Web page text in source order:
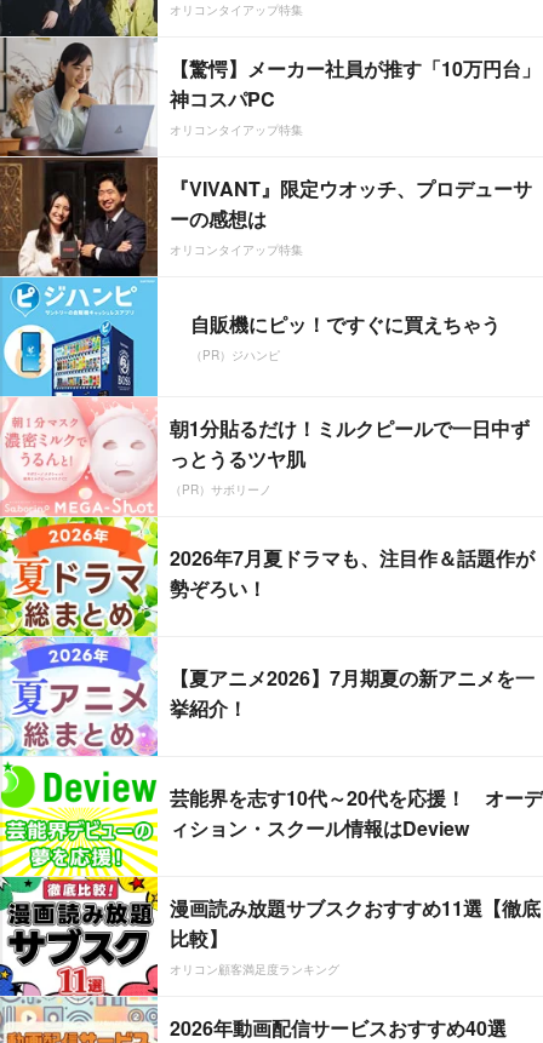
オリコンタイアップ特集
【驚愕】メーカー社員が推す「10万円台」
神コスパPC
オリコンタイアップ特集
『VIVANT』限定ウオッチ、プロデューサ
ーの感想は
オリコンタイアップ特集
自販機にピッ！ですぐに買えちゃう
（PR）ジハンピ
朝1分貼るだけ！ミルクピールで一日中ず
っとうるツヤ肌
（PR）サボリーノ
2026年7月夏ドラマも、注目作＆話題作が
勢ぞろい！
【夏アニメ2026】7月期夏の新アニメを一
挙紹介！
芸能界を志す10代～20代を応援！ オーデ
ィション・スクール情報はDeview
漫画読み放題サブスクおすすめ11選【徹底
比較】
オリコン顧客満足度ランキング
2026年動画配信サービスおすすめ40選